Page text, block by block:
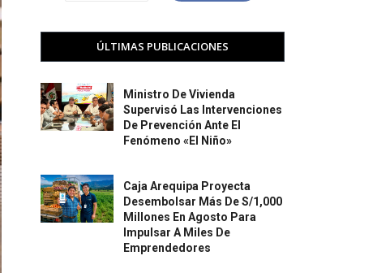
ÚLTIMAS PUBLICACIONES
Ministro De Vivienda
Supervisó Las Intervenciones
De Prevención Ante El
Fenómeno «El Niño»
Caja Arequipa Proyecta
Desembolsar Más De S/1,000
Millones En Agosto Para
Impulsar A Miles De
Emprendedores